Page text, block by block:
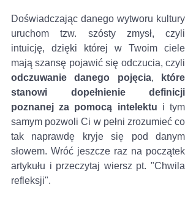
Doświadczając danego wytworu kultury
uruchom tzw. szósty zmysł, czyli
intuicję, dzięki której w Twoim ciele
odczuwanie danego pojęcia,
które
stanowi dopełnienie definicji
poznanej za pomocą intelektu i tym
samym pozwoli Ci w pełni zrozumieć co
tak naprawdę kryje się pod danym
słowem. Wróć jeszcze raz na początek
artykułu i przeczytaj wiersz pt. "Chwila
refleksji".